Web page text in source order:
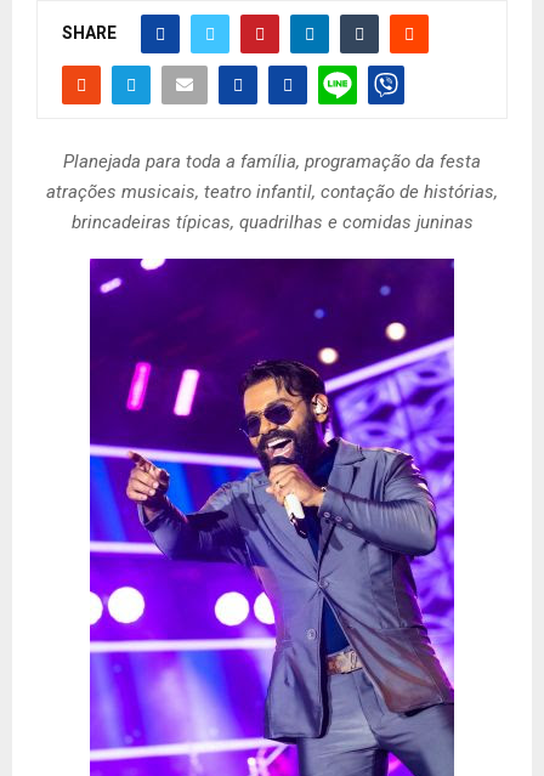
SHARE
Planejada para toda a família, programação da festa
atrações musicais, teatro infantil, contação de histórias,
brincadeiras típicas, quadrilhas e comidas juninas